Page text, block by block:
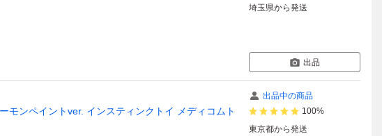
埼玉県から発送
出品
モンペイントver. インスティンクトイ メディコムト
出品中の商品
100%
東京都から発送